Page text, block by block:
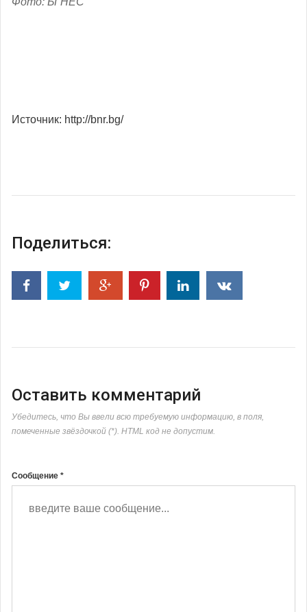
Источник: http://bnr.bg/
Поделиться:
Оставить комментарий
Убедитесь, что Вы ввели всю требуемую информацию, в поля,
помеченные звёздочкой (*). HTML код не допустим.
Сообщение *